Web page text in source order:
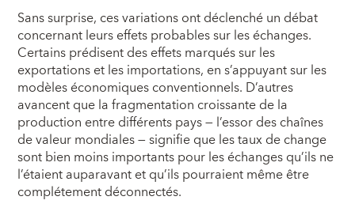
Sans surprise, ces variations ont déclenché un débat
concernant leurs effets probables sur les échanges.
Certains prédisent des effets marqués sur les
exportations et les importations, en s’appuyant sur les
modèles économiques conventionnels. D’autres
avancent que la fragmentation croissante de la
production entre différents pays — l’essor des chaînes
de valeur mondiales — signifie que les taux de change
sont bien moins importants pour les échanges qu’ils ne
l’étaient auparavant et qu’ils pourraient même être
complétement déconnectés.